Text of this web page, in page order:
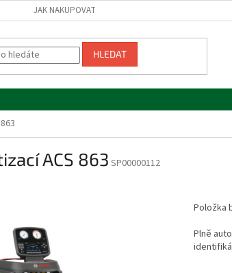
JAK NAKUPOVAT
HLEDAT
ACS 863 SP00000112
Položka
Plně